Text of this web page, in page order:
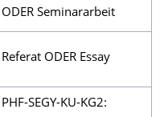
ODER Seminararbeit
Referat ODER Essay
PHF-SEGY-KU-KG2: